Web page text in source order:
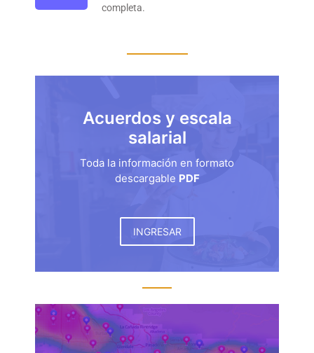
completa.
Acuerdos y escala
salarial
Toda la información en formato
descargable PDF
INGRESAR